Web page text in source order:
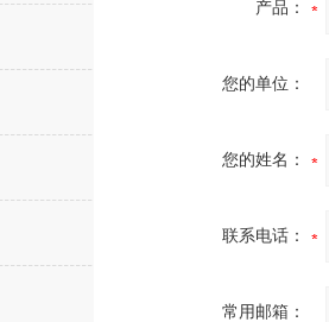
产品：
您的单位：
您的姓名：
联系电话：
常用邮箱：